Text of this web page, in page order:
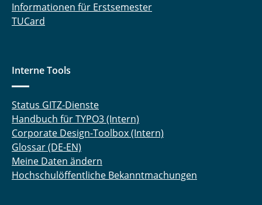
Informationen für Erstsemester
TUCard
Interne Tools
Status GITZ-Dienste
Handbuch für TYPO3 (Intern)
Corporate Design-Toolbox (Intern)
Glossar (DE-EN)
Meine Daten ändern
Hochschulöffentliche Bekanntmachungen